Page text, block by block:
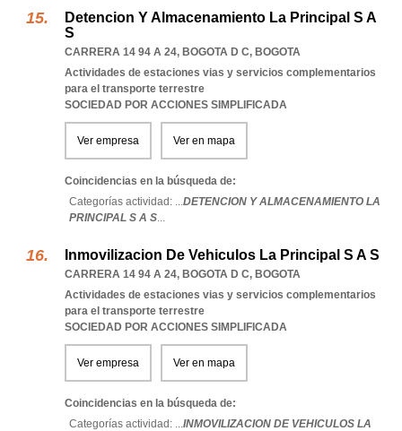
Detencion Y Almacenamiento La Principal S A
S
CARRERA 14 94 A 24, BOGOTA D C, BOGOTA
Actividades de estaciones vias y servicios complementarios
para el transporte terrestre
SOCIEDAD POR ACCIONES SIMPLIFICADA
Ver empresa Ver en mapa
Coincidencias en la búsqueda de:
Categorías actividad: ...DETENCION Y ALMACENAMIENTO LA
PRINCIPAL S A S...
Inmovilizacion De Vehiculos La Principal S A S
CARRERA 14 94 A 24, BOGOTA D C, BOGOTA
Actividades de estaciones vias y servicios complementarios
para el transporte terrestre
SOCIEDAD POR ACCIONES SIMPLIFICADA
Ver empresa Ver en mapa
Coincidencias en la búsqueda de:
Categorías actividad: ...INMOVILIZACION DE VEHICULOS LA